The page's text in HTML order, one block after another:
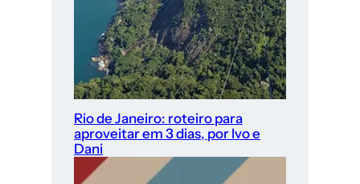
Rio de Janeiro: roteiro para
aproveitar em 3 dias, por Ivo e
Dani